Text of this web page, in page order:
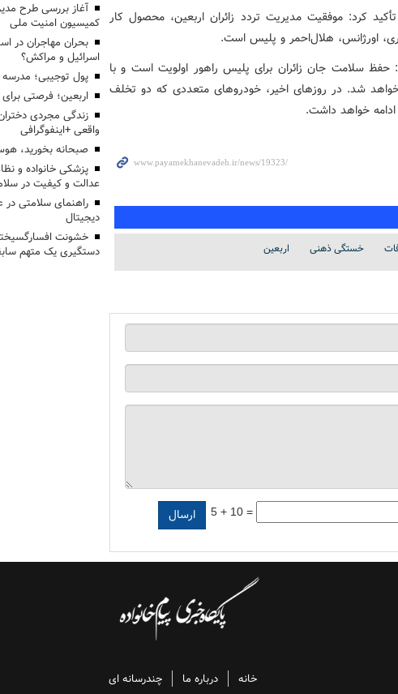
کرد: موفقیت مدیریت تردد زائران اربعین، محصول کار
اورژانس، هلال‌احمر و پلیس است.
سلامت جان زائران برای پلیس راهور اولویت است و با
خواهد شد. در روزهای اخیر، خودروهای متعددی که دو تخلف
خواهد داشت.
خستگی ذهنی اربعین
5 + 10 =
آغاز بررسی طرح
کمیسیون امنیت ملی
بحران مهاجران در
اسرائیل و مراکش؟
پول توجیبی؛
اربعین؛ فرصتی برای
زندگی مجردی
واقعی +اینفوگرافی
صبحانه بخورید،
پزشکی خانواده و
عدالت و کیفیت در
راهنمای سلامتی
دیجیتال
خشونت
دستگیری یک متهم
خانه درباره ما چندرسانه ای